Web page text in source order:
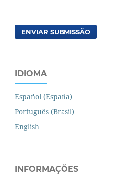
ENVIAR SUBMISSÃO
IDIOMA
Español (España)
Português (Brasil)
English
INFORMAÇÕES